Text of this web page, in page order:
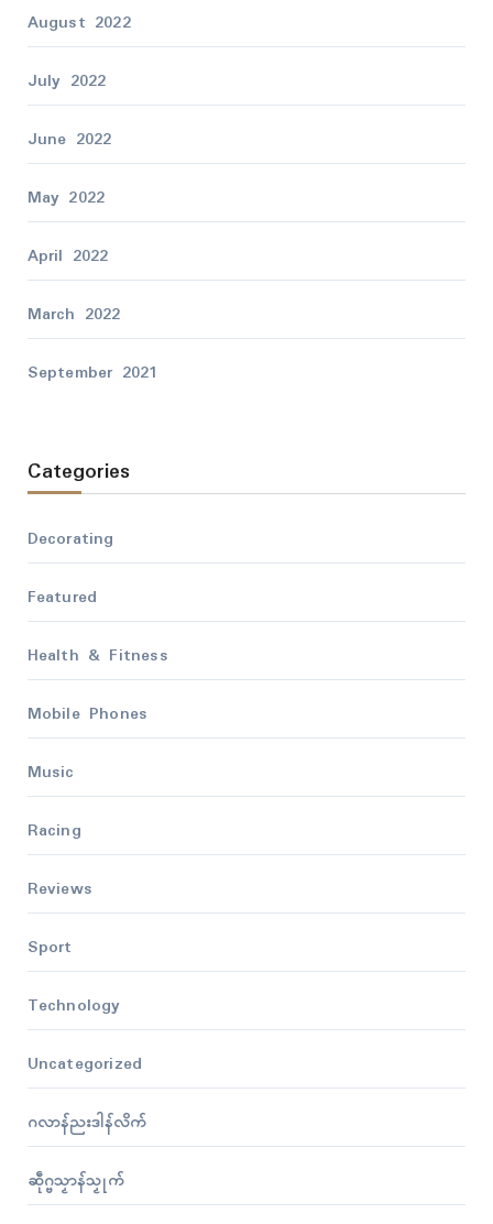
August 2022
July 2022
June 2022
May 2022
April 2022
March 2022
September 2021
Categories
Decorating
Featured
Health & Fitness
Mobile Phones
Music
Racing
Reviews
Sport
Technology
Uncategorized
ဂလာန်ညးဒါန်လိက်
ဆဵုဂ္ဗသၟာန်သၟုက်